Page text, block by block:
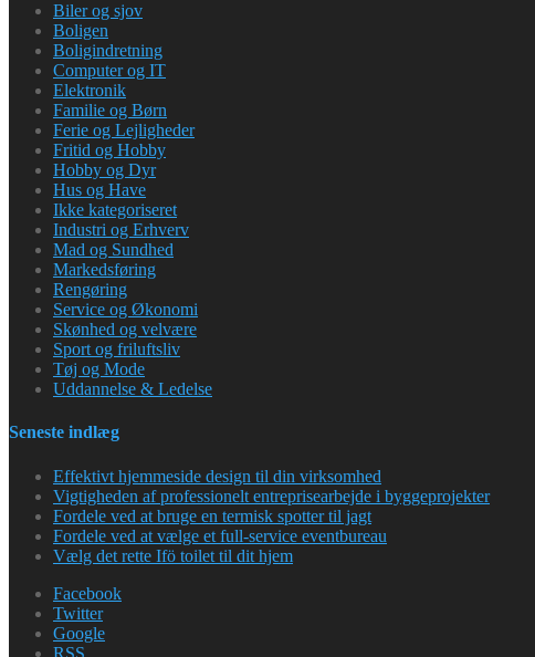
Biler og sjov
Boligen
Boligindretning
Computer og IT
Elektronik
Familie og Børn
Ferie og Lejligheder
Fritid og Hobby
Hobby og Dyr
Hus og Have
Ikke kategoriseret
Industri og Erhverv
Mad og Sundhed
Markedsføring
Rengøring
Service og Økonomi
Skønhed og velvære
Sport og friluftsliv
Tøj og Mode
Uddannelse & Ledelse
Seneste indlæg
Effektivt hjemmeside design til din virksomhed
Vigtigheden af professionelt entreprisearbejde i byggeprojekter
Fordele ved at bruge en termisk spotter til jagt
Fordele ved at vælge et full-service eventbureau
Vælg det rette Ifö toilet til dit hjem
Facebook
Twitter
Google
RSS